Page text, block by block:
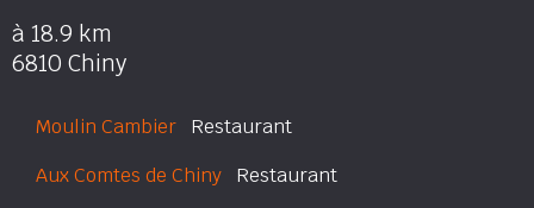
à 18.9 km
6810 Chiny
Moulin Cambier Restaurant
Aux Comtes de Chiny Restaurant